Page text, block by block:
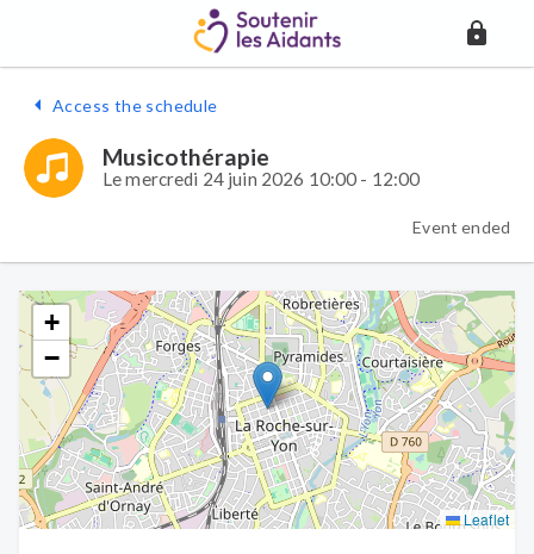
Access the schedule
Musicothérapie
Le mercredi 24 juin 2026 10:00 - 12:00
Event ended
+
−
Leaflet